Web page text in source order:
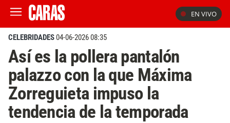
EN VIVO
CELEBRIDADES04-06-2026 08:35
Así es la pollera pantalón
palazzo con la que Máxima
Zorreguieta impuso la
tendencia de la temporada